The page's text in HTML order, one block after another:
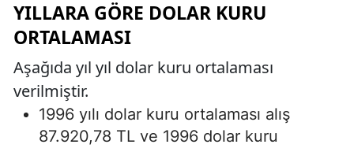
YILLARA GÖRE DOLAR KURU
ORTALAMASI
Aşağıda yıl yıl dolar kuru ortalaması
verilmiştir.
1996 yılı dolar kuru ortalaması alış
87.920,78 TL ve 1996 dolar kuru